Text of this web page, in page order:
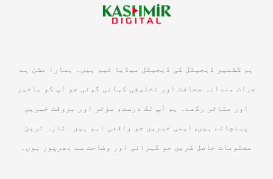
ہم کشمیر ڈیجیٹل کی ڈیجیٹل میڈیا ٹیم ہیں۔ ہمارا مشن ہے
جرات مندانہ صحافت اور تخلیقی کہانی گوئی جو آپ کو باخبر
اور متاثر رکھے۔ ہم آپ تک درست، مؤثر اور بروقت خبریں
پہنچاتے ہیں, ایسی خبریں جو واقعی اہم ہیں۔ تازہ ترین
معلومات حاصل کریں جو گہرائی اور وضاحت سے بھرپور ہوں۔